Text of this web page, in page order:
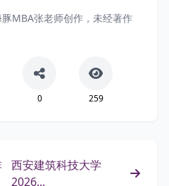
MBA张老师创作，未经著作
0 259
西安建筑科技大学
2026...